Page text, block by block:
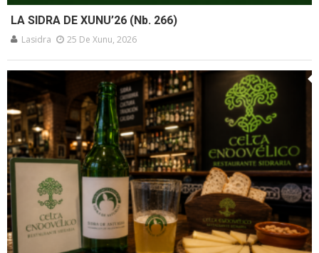
LA SIDRA DE XUNU’26 (Nb. 266)
Lasidra 25 De Xunu, 2026